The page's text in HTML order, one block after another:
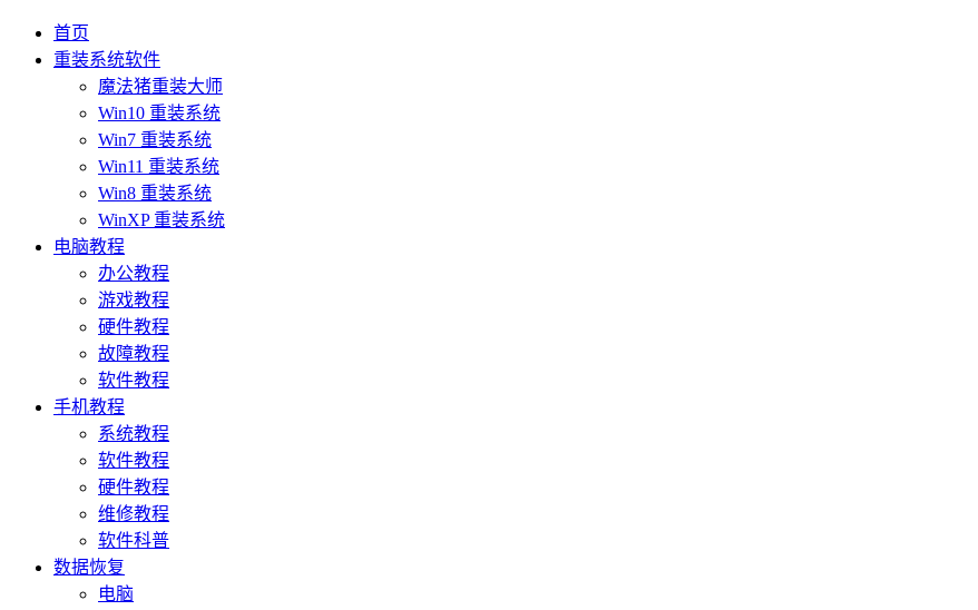
首页
重装系统软件
魔法猪重装大师
Win10 重装系统
Win7 重装系统
Win11 重装系统
Win8 重装系统
WinXP 重装系统
电脑教程
办公教程
游戏教程
硬件教程
故障教程
软件教程
手机教程
系统教程
软件教程
硬件教程
维修教程
软件科普
数据恢复
电脑